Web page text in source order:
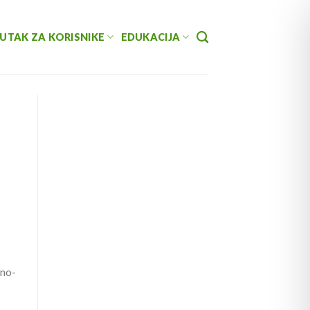
ZA KORISNIKE EDUKACIJA